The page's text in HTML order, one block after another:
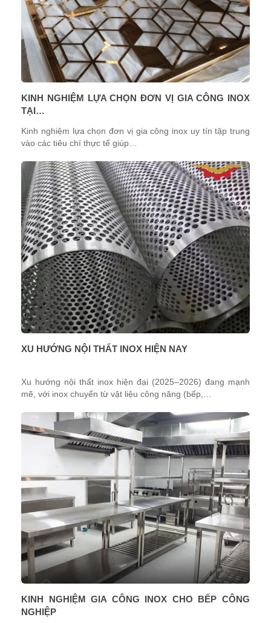
Lưu ý khi chọn mua
Môi trường: Ven biển hoặc ẩm → ưu tiên inox 304.
Kích thước: Chiều cao thường 1.6-2m, chiều dài
tùy nhu cầu (tính theo mét).
Bảo hành: Thường 1-3 năm cho thân cổng, motor
Nên mua từ đơn vị uy tín để tránh inox giả hoặc
mỏng.
KINH NGHIỆM LỰA CHỌN ĐƠN VỊ GIA CÔNG INOX
TẠI…
Kinh nghiệm lựa chọn đơn vị gia công inox uy tín tập trung
vào các tiêu chí thực tế giúp…
XU HƯỚNG NỘI THẤT INOX HIỆN NAY
Xu hướng nội thất inox hiện đại (2025–2026) đang mạnh
mẽ, với inox chuyển từ vật liệu công năng (bếp,…
KINH NGHIỆM GIA CÔNG INOX CHO BẾP CÔNG
NGHIỆP